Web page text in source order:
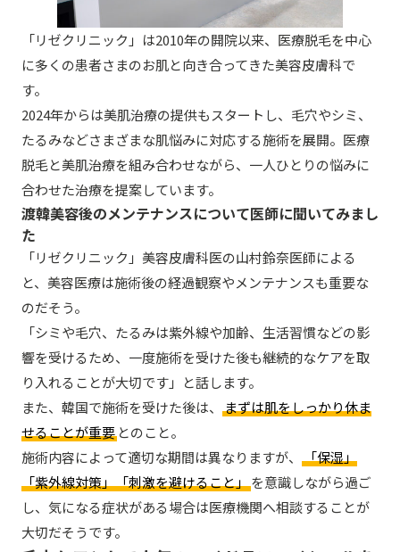
「リゼクリニック」は2010年の開院以来、医療脱毛を中心
に多くの患者さまのお肌と向き合ってきた美容皮膚科で
す。
2024年からは美肌治療の提供もスタートし、毛穴やシミ、
たるみなどさまざまな肌悩みに対応する施術を展開。医療
脱毛と美肌治療を組み合わせながら、一人ひとりの悩みに
合わせた治療を提案しています。
渡韓美容後のメンテナンスについて医師に聞いてみまし
た
「リゼクリニック」美容皮膚科医の山村鈴奈医師による
と、美容医療は施術後の経過観察やメンテナンスも重要な
のだそう。
「シミや毛穴、たるみは紫外線や加齢、生活習慣などの影
響を受けるため、一度施術を受けた後も継続的なケアを取
り入れることが大切です」と話します。
また、韓国で施術を受けた後は、 まずは肌をしっかり休ま
せることが重要 とのこと。
施術内容によって適切な期間は異なりますが、 「保湿」
「紫外線対策」「刺激を避けること」を意識しながら過ご
し、気になる症状がある場合は医療機関へ相談することが
大切だそうです。